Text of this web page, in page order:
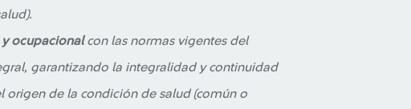
ocupacionalcon las normas vigentes del
garantizando la integralidad y continuidad
origen de la condición de salud (común o